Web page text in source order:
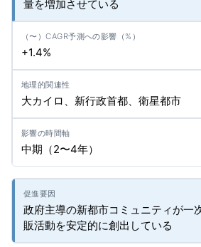
量を増加させている
+1.4%
大カイロ、新行政首都、衛星都市
中期（2〜4年）
政府主導の新都市コミュニティが一
販活動を安定的に創出している